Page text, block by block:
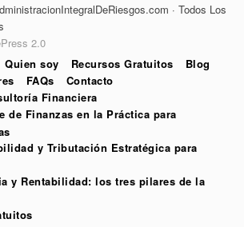
· Todos Los
2.0
Quien soy Recursos Gratuitos
Blog
FAQs
Contacto
Financiera
de Finanzas en la Práctica para
y Tributación Estratégica para
y Rentabilidad: los tres pilares de la